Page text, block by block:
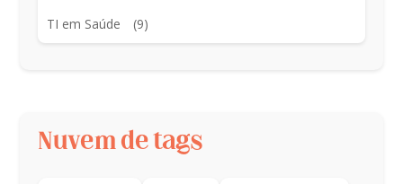
TI em Saúde (9)
Nuvem de tags